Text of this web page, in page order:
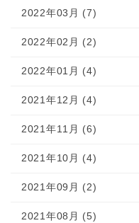
2022年03月 (7)
2022年02月 (2)
2022年01月 (4)
2021年12月 (4)
2021年11月 (6)
2021年10月 (4)
2021年09月 (2)
2021年08月 (5)